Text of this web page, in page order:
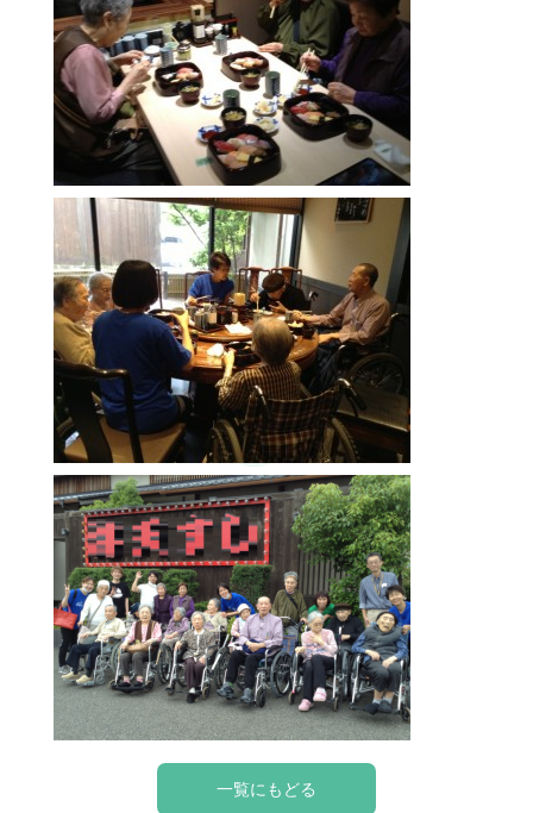
一覧にもどる